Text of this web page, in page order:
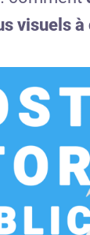
visuels à